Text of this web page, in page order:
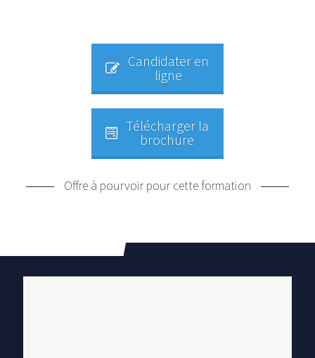
Candidater en
ligne
Télécharger la
brochure
Offre à pourvoir pour cette formation